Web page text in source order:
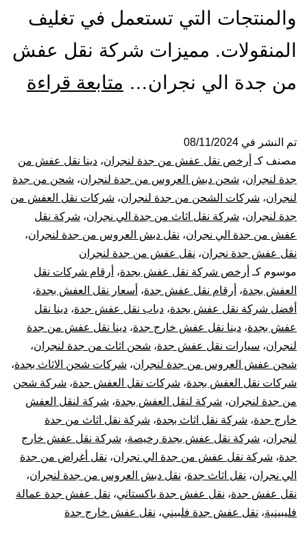
والمنتجات التي تستعمل في تغليف
المنقولات. مميزات شركة نقل عفش
من جدة الي نجران… متابعة قراءة
من
الي
تم النشر في 08/11/2024
مصنف كـ أرخص نقل عفش من جدة لنجران، دينا نقل عفش من
جدة لنجران، شحن دبش العروس من جدة لنجران، شحن من جدة
لنجران، شركات الشحن من جدة لنجران، شركات نقل العفش من
جدة لنجران، شركة نقل اثاث من جدة الي نجران، شركة نقل
عفش من جدة الي نجران، نقل دبش العروس من جدة لنجران،
نقل عفش جدة نجران، نقل عفش من جدة لنجران
موسوم كـ أرخص شركة نقل عفش بجدة، أرقام شركات نقل
العفش بجدة، أرقام نقل عفش جدة، أسعار نقل العفش بجدة،
أفضل شركة نقل عفش بجدة، دباب نقل عفش جدة، دينا نقل
عفش بجدة، دينا نقل عفش خارج جدة، دينا نقل عفش من جدة
لنجران، سيارات نقل عفش جدة، شحن اثاث من جدة لنجران،
شحن عفش العروس من جدة لنجران، شركات شحن الاثاث بجدة،
شركات نقل العفش بجدة، شركات نقل العفش جدة، شركة شحن
من جدة لنجران، شركة لنقل العفش بجدة، شركة لنقل العفش
خارج جدة، شركة نقل اثاث بجدة، شركة نقل اثاث من جدة
لنجران، شركة نقل عفش بجدة رخيصة، شركة نقل عفش خارج
جدة، شركة نقل عفش من جدة الي نجران، نقل أغراض من جدة
الي نجران، نقل اثاث جدة، نقل دبش العروس من جدة لنجران،
نقل عفش جدة، نقل عفش جدة باكستاني، نقل عفش جدة عمالة
فليبينية، نقل عفش جدة فلبيني، نقل عفش خارج جدة